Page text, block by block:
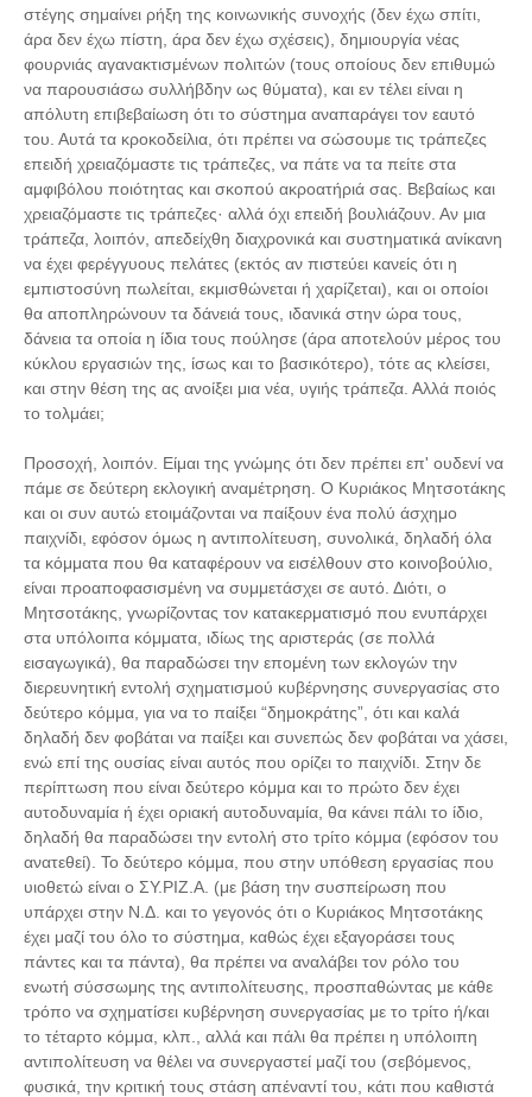
στέγης σημαίνει ρήξη της κοινωνικής συνοχής (δεν έχω σπίτι,
άρα δεν έχω πίστη, άρα δεν έχω σχέσεις), δημιουργία νέας
φουρνιάς αγανακτισμένων πολιτών (τους οποίους δεν επιθυμώ
να παρουσιάσω συλλήβδην ως θύματα), και εν τέλει είναι η
απόλυτη επιβεβαίωση ότι το σύστημα αναπαράγει τον εαυτό
του. Αυτά τα κροκοδείλια, ότι πρέπει να σώσουμε τις τράπεζες
επειδή χρειαζόμαστε τις τράπεζες, να πάτε να τα πείτε στα
αμφιβόλου ποιότητας και σκοπού ακροατήριά σας. Βεβαίως και
χρειαζόμαστε τις τράπεζες· αλλά όχι επειδή βουλιάζουν. Αν μια
τράπεζα, λοιπόν, απεδείχθη διαχρονικά και συστηματικά ανίκανη
να έχει φερέγγυους πελάτες (εκτός αν πιστεύει κανείς ότι η
εμπιστοσύνη πωλείται, εκμισθώνεται ή χαρίζεται), και οι οποίοι
θα αποπληρώνουν τα δάνειά τους, ιδανικά στην ώρα τους,
δάνεια τα οποία η ίδια τους πούλησε (άρα αποτελούν μέρος του
κύκλου εργασιών της, ίσως και το βασικότερο), τότε ας κλείσει,
και στην θέση της ας ανοίξει μια νέα, υγιής τράπεζα. Αλλά ποιός
το τολμάει;
Προσοχή, λοιπόν. Είμαι της γνώμης ότι δεν πρέπει επ' ουδενί να
πάμε σε δεύτερη εκλογική αναμέτρηση. Ο Κυριάκος Μητσοτάκης
και οι συν αυτώ ετοιμάζονται να παίξουν ένα πολύ άσχημο
παιχνίδι, εφόσον όμως η αντιπολίτευση, συνολικά, δηλαδή όλα
τα κόμματα που θα καταφέρουν να εισέλθουν στο κοινοβούλιο,
είναι προαποφασισμένη να συμμετάσχει σε αυτό. Διότι, ο
Μητσοτάκης, γνωρίζοντας τον κατακερματισμό που ενυπάρχει
στα υπόλοιπα κόμματα, ιδίως της αριστεράς (σε πολλά
εισαγωγικά), θα παραδώσει την επομένη των εκλογών την
διερευνητική εντολή σχηματισμού κυβέρνησης συνεργασίας στο
δεύτερο κόμμα, για να το παίξει “δημοκράτης”, ότι και καλά
δηλαδή δεν φοβάται να παίξει και συνεπώς δεν φοβάται να χάσει,
ενώ επί της ουσίας είναι αυτός που ορίζει το παιχνίδι. Στην δε
περίπτωση που είναι δεύτερο κόμμα και το πρώτο δεν έχει
αυτοδυναμία ή έχει οριακή αυτοδυναμία, θα κάνει πάλι το ίδιο,
δηλαδή θα παραδώσει την εντολή στο τρίτο κόμμα (εφόσον του
ανατεθεί). Το δεύτερο κόμμα, που στην υπόθεση εργασίας που
υιοθετώ είναι ο ΣΥ.ΡΙΖ.Α. (με βάση την συσπείρωση που
υπάρχει στην Ν.Δ. και το γεγονός ότι ο Κυριάκος Μητσοτάκης
έχει μαζί του όλο το σύστημα, καθώς έχει εξαγοράσει τους
πάντες και τα πάντα), θα πρέπει να αναλάβει τον ρόλο του
ενωτή σύσσωμης της αντιπολίτευσης, προσπαθώντας με κάθε
τρόπο να σχηματίσει κυβέρνηση συνεργασίας με το τρίτο ή/και
το τέταρτο κόμμα, κλπ., αλλά και πάλι θα πρέπει η υπόλοιπη
αντιπολίτευση να θέλει να συνεργαστεί μαζί του (σεβόμενος,
φυσικά, την κριτική τους στάση απέναντί του, κάτι που καθιστά